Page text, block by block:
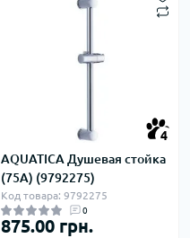
4
AQUATICA Душевая стойка
(75A) (9792275)
Код товара: 9792275
0
875.00 грн.